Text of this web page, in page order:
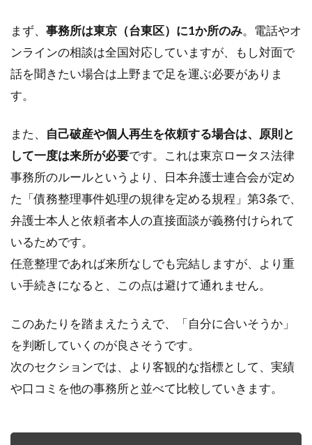
まず、 事務所は東京（台東区）に1か所のみ。電話やオ
ンラインの相談は全国対応していますが、もし対面で
話を聞きたい場合は上野まで足を運ぶ必要がありま
す。
また、 自己破産や個人再生を依頼する場合は、原則と
して一度は来所が必要です。これは東京ロータス法律
事務所のルールというより、日本弁護士連合会が定め
た「債務整理事件処理の規律を定める規程」第3条で、
弁護士本人と依頼者本人の直接面談が義務付けられて
いるためです。
任意整理であれば来所なしでも完結しますが、より重
い手続きになると、この点は避けて通れません。
このあたりを踏まえたうえで、「自分に合いそうか」
を判断していくのが良さそうです。
次のセクションでは、より客観的な指標として、実績
や口コミを他の事務所と並べて比較していきます。